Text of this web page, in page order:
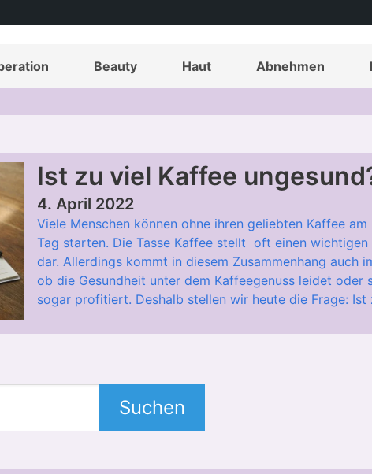
Beauty Haut Abnehmen
Ist zu viel Kaffee
4. April 2022
Viele Menschen können ohne ihren geliebten Kaffee
Tag starten. Die Tasse Kaffee stellt oft einen wichtigen
dar. Allerdings kommt in diesem Zusammenhang auch
ob die Gesundheit unter dem Kaffeegenuss leidet oder
sogar profitiert. Deshalb stellen wir heute die Frage: Ist
Suchen